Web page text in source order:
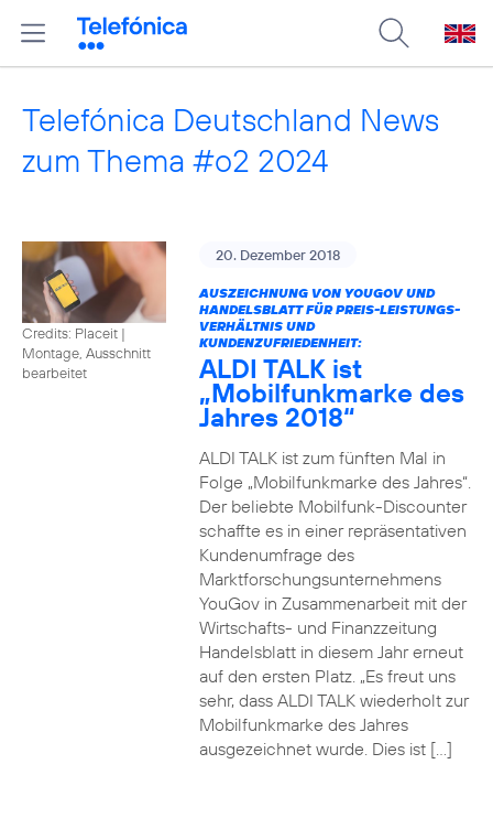
Telefónica Deutschland News
zum Thema #o2 2024
Credits: Placeit |
Montage, Ausschnitt
bearbeitet
20. Dezember 2018
AUSZEICHNUNG VON YOUGOV UND
HANDELSBLATT FÜR PREIS-LEISTUNGS-
VERHÄLTNIS UND
KUNDENZUFRIEDENHEIT:
ALDI TALK ist
„Mobilfunkmarke des
Jahres 2018“
ALDI TALK ist zum fünften Mal in
Folge „Mobilfunkmarke des Jahres“.
Der beliebte Mobilfunk-Discounter
schaffte es in einer repräsentativen
Kundenumfrage des
Marktforschungsunternehmens
YouGov in Zusammenarbeit mit der
Wirtschafts- und Finanzzeitung
Handelsblatt in diesem Jahr erneut
auf den ersten Platz. „Es freut uns
sehr, dass ALDI TALK wiederholt zur
Mobilfunkmarke des Jahres
ausgezeichnet wurde. Dies ist […]